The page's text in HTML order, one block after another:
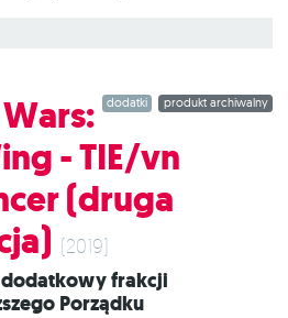
W tym zestawie znajduje się
co niezbędne, aby dodać do gry 1
produkt archiwalny
dodatki
- TIE/vn
(druga
(2019)
Porządku